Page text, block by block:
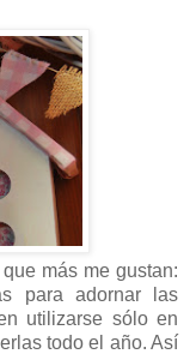
más me gustan:
para adornar las
utilizarse sólo en
todo el año. Así